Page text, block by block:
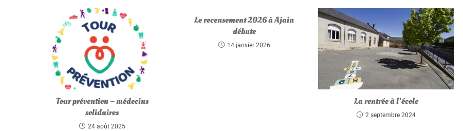
Tour prévention – médecins
solidaires
24 août 2025
Le recensement 2026 à Ajain
débute
14 janvier 2026
La rentrée à l’école
2 septembre 2024